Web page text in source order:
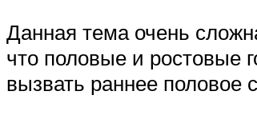
Данная тема очень
что половые и ростовые
вызвать раннее половое